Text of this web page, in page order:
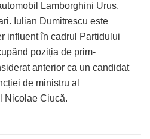
Lamborghini Urus,
Iulian Dumitrescu este
influent în cadrul Partidului
poziția de prim-
anterior ca un candidat
de ministru al
Nicolae Ciucă.